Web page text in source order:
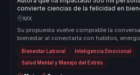
convierte ciencias de la felicidad en
equipos.
MX
Su propuesta vuelve comprable la
bienestar al conectarla con habitos,
sostenibilidad d...
Bienestar Laboral Inteligencia Emocional
Salud Mental y Manejo del Estrés